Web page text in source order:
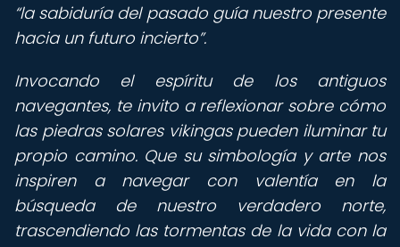
la sabiduría del pasado guía nuestro presente
hacia un futuro incierto .
Invocando el espíritu de los antiguos
navegantes, te invito a reflexionar sobre cómo
las piedras solares vikingas pueden iluminar tu
propio camino. Que su simbología y arte nos
inspiren a navegar con valentía en la
búsqueda de nuestro verdadero norte,
trascendiendo las tormentas de la vida con la